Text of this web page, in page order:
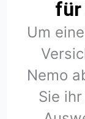
für
Um
Nemo
Sie